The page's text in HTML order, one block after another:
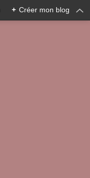
+ Créer mon blog